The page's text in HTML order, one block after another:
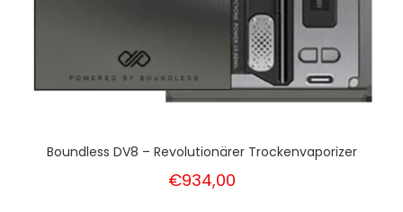
Boundless DV8 – Revolutionärer Trockenvaporizer
€934,00